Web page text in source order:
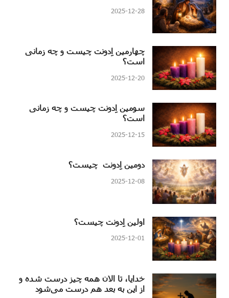
2025-12-28
چهارمین اِدونت چیست و چه زمانی
است؟
2025-12-20
سومین اِدونت چیست و چه زمانی
است؟
2025-12-15
دومین اِدونت چیست؟
2025-12-08
اولین اِدونت چیست؟
2025-12-01
خدایا، تا الان همه چیز درست شده و
از این به بعد هم درست می‌شود